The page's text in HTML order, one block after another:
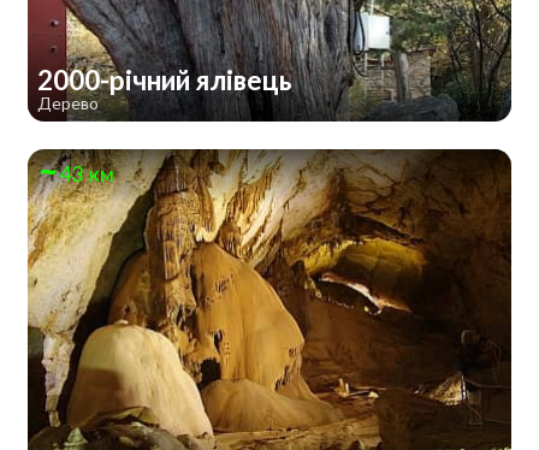
2000-річний ялівець
Дерево
43 км